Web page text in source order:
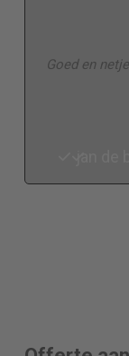
Goed en